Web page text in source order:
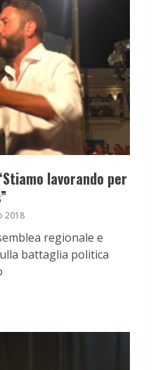
lavorando per
2018
regionale e
battaglia politica